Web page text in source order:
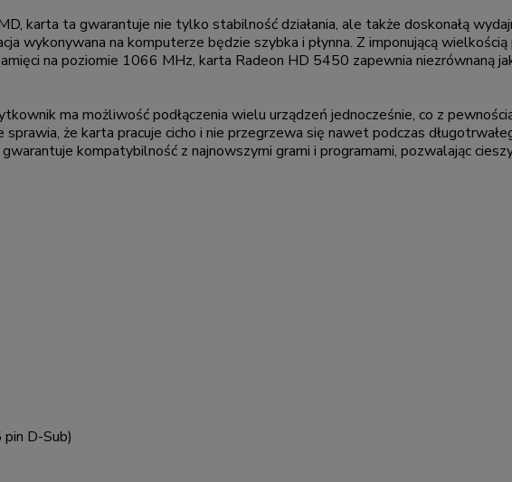
karta ta gwarantuje nie tylko stabilność działania, ale także doskonałą
wykonywana na komputerze będzie szybka i płynna. Z imponującą
na poziomie 1066 MHz, karta Radeon HD 5450 zapewnia niezrównaną
ma możliwość podłączenia wielu urządzeń jednocześnie, co z
że karta pracuje cicho i nie przegrzewa się nawet podczas
kompatybilność z najnowszymi grami i programami, pozwalając
D-Sub)